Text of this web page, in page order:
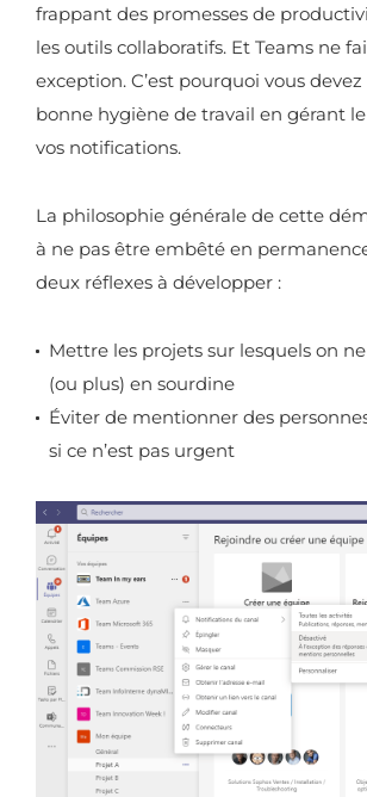
frappant des promesses de
les outils collaboratifs. Et Teams ne
exception. C’est pourquoi vous
bonne hygiène de travail en gérant
vos notifications.
La philosophie générale de cette
à ne pas être embêté en
deux réflexes à développer :
Mettre les projets sur lesquels on
(ou plus) en sourdine
Éviter de mentionner des
si ce n’est pas urgent